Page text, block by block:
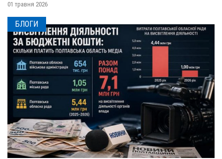
01 травня 2026
БЛОГИ